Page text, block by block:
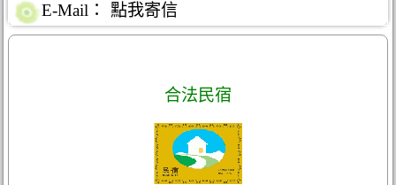
E-Mail： 點我寄信
合法民宿